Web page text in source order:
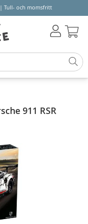
Tull- och momsfritt
911 RSR